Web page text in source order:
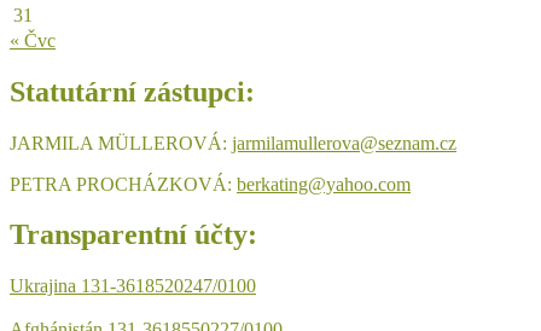
31
« Čvc
Statutární zástupci:
JARMILA MÜLLEROVÁ: jarmilamullerova@seznam.cz
PETRA PROCHÁZKOVÁ: berkating@yahoo.com
Transparentní účty:
Ukrajina 131-3618520247/0100